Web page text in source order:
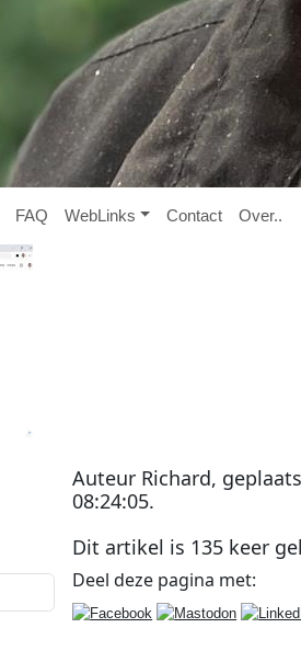
FAQ WebL inks Contact Over..
Auteur Richard,
08:24:05.
Dit artikel is 135 keer
Deel deze pagina met: